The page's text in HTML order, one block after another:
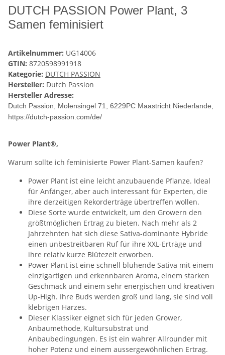
DUTCH PASSION Power Plant, 3
Samen feminisiert
Artikelnummer: UG14006
GTIN: 8720598991918
Kategorie: DUTCH PASSION
Hersteller: Dutch Passion
Hersteller Adresse:
Dutch Passion, Molensingel 71, 6229PC Maastricht Niederlande,
https://dutch-passion.com/de/
Power Plant®,
Warum sollte ich feminisierte Power Plant-Samen kaufen?
Power Plant ist eine leicht anzubauende Pflanze. Ideal
für Anfänger, aber auch interessant für Experten, die
ihre derzeitigen Rekorderträge übertreffen wollen.
Diese Sorte wurde entwickelt, um den Growern den
größtmöglichen Ertrag zu bieten. Nach mehr als 2
Jahrzehnten hat sich diese Sativa-dominante Hybride
einen unbestreitbaren Ruf für ihre XXL-Erträge und
ihre relativ kurze Blütezeit erworben.
Power Plant ist eine schnell blühende Sativa mit einem
einzigartigen und erkennbaren Aroma, einem starken
Geschmack und einem sehr energischen und kreativen
Up-High. Ihre Buds werden groß und lang, sie sind voll
klebrigen Harzes.
Dieser Klassiker eignet sich für jeden Grower,
Anbaumethode, Kultursubstrat und
Anbaubedingungen. Es ist ein wahrer Allrounder mit
hoher Potenz und einem aussergewöhnlichen Ertrag.